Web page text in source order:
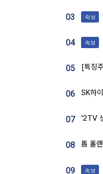
03 속보
04 속보
05
06
07
08
09 속보